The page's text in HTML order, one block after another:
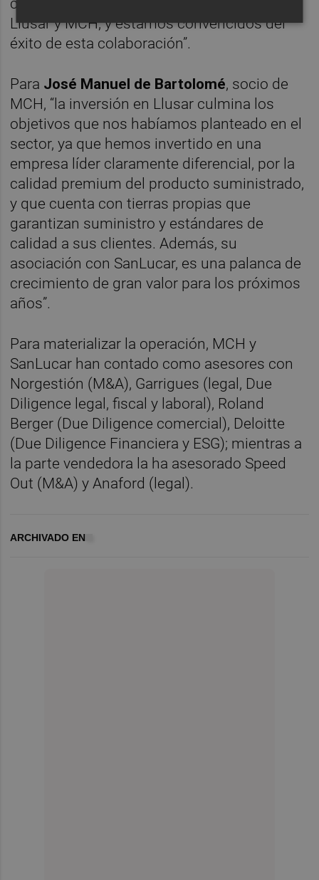
contentos de poder seguir creciendo junto a
Llusar y MCH, y estamos convencidos del
éxito de esta colaboración”.
Para José Manuel de Bartolomé, socio de
MCH, “la inversión en Llusar culmina los
objetivos que nos habíamos planteado en el
sector, ya que hemos invertido en una
empresa líder claramente diferencial, por la
calidad premium del producto suministrado,
y que cuenta con tierras propias que
garantizan suministro y estándares de
calidad a sus clientes. Además, su
asociación con SanLucar, es una palanca de
crecimiento de gran valor para los próximos
años”.
Para materializar la operación, MCH y
SanLucar han contado como asesores con
Norgestión (M&A), Garrigues (legal, Due
Diligence legal, fiscal y laboral), Roland
Berger (Due Diligence comercial), Deloitte
(Due Diligence Financiera y ESG); mientras a
la parte vendedora la ha asesorado Speed
Out (M&A) y Anaford (legal).
ARCHIVADO EN